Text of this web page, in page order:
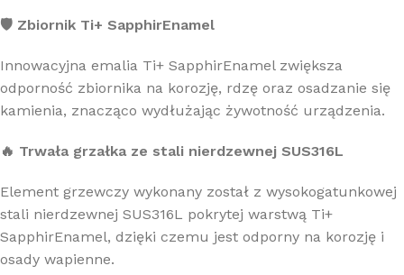
🛡️ Zbiornik Ti+ SapphirEnamel
Innowacyjna emalia Ti+ SapphirEnamel zwiększa
odporność zbiornika na korozję, rdzę oraz osadzanie się
kamienia, znacząco wydłużając żywotność urządzenia.
🔥 Trwała grzałka ze stali nierdzewnej SUS316L
Element grzewczy wykonany został z wysokogatunkowej
stali nierdzewnej SUS316L pokrytej warstwą Ti+
SapphirEnamel, dzięki czemu jest odporny na korozję i
osady wapienne.